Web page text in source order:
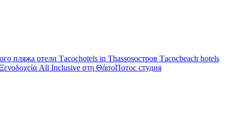
пляжа отели Тасосhotels in Thassosостров Тасосbeach hotels
All Inclusive στη ΘάσοПотос студия